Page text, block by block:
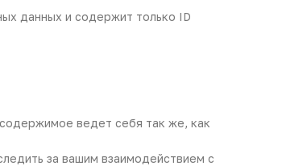
данных и содержит только ID
ведет себя так же, как
за вашим взаимодействием с